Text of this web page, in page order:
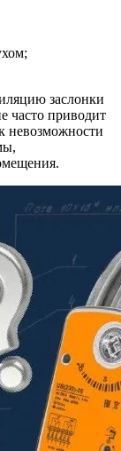
заслонки
часто приводит
невозможности